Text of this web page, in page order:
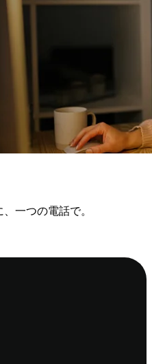
一つの電話で。